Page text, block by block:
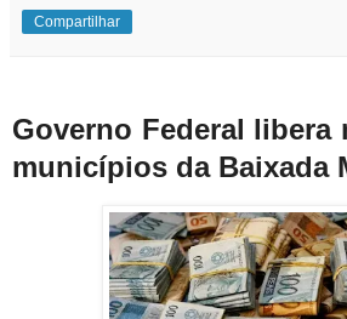
Compartilhar
Governo Federal libera
municípios da Baixada